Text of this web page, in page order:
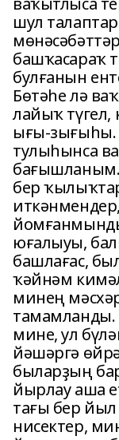
шул
башҡасараҡ
булғанын
Бөтәһе лә
лайыҡ
ығы-
тулыһынса
бер
юғалыуы,
башлағас,
ҡәйнәм
минең
мине, ул
йәшәргә
быларҙың
йырлау аша
тағы бер йыл
нисектер,